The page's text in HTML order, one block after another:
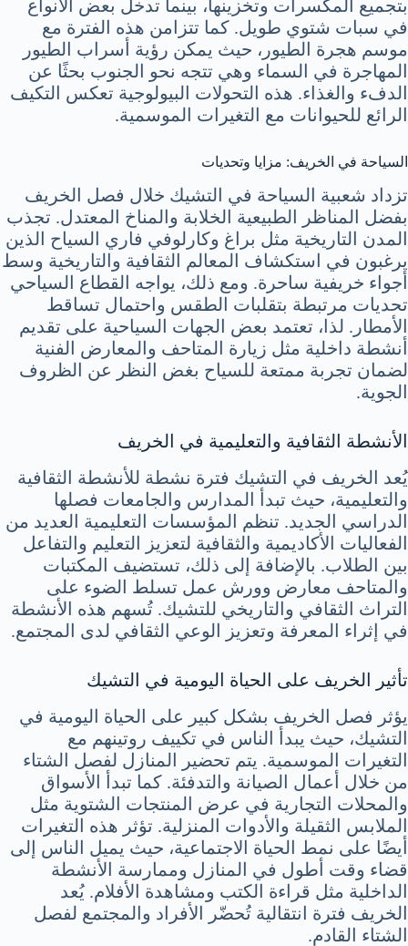
بتجميع المكسرات وتخزينها، بينما تدخل بعض الأنواع
في سبات شتوي طويل. كما تتزامن هذه الفترة مع
موسم هجرة الطيور، حيث يمكن رؤية أسراب الطيور
المهاجرة في السماء وهي تتجه نحو الجنوب بحثًا عن
الدفء والغذاء. هذه التحولات البيولوجية تعكس التكيف
الرائع للحيوانات مع التغيرات الموسمية.
السياحة في الخريف: مزايا وتحديات
تزداد شعبية السياحة في التشيك خلال فصل الخريف
بفضل المناظر الطبيعية الخلابة والمناخ المعتدل. تجذب
المدن التاريخية مثل براغ وكارلوفي فاري السياح الذين
يرغبون في استكشاف المعالم الثقافية والتاريخية وسط
أجواء خريفية ساحرة. ومع ذلك، يواجه القطاع السياحي
تحديات مرتبطة بتقلبات الطقس واحتمال تساقط
الأمطار. لذا، تعتمد بعض الجهات السياحية على تقديم
أنشطة داخلية مثل زيارة المتاحف والمعارض الفنية
لضمان تجربة ممتعة للسياح بغض النظر عن الظروف
الجوية.
الأنشطة الثقافية والتعليمية في الخريف
يُعد الخريف في التشيك فترة نشطة للأنشطة الثقافية
والتعليمية، حيث تبدأ المدارس والجامعات فصلها
الدراسي الجديد. تنظم المؤسسات التعليمية العديد من
الفعاليات الأكاديمية والثقافية لتعزيز التعليم والتفاعل
بين الطلاب. بالإضافة إلى ذلك، تستضيف المكتبات
والمتاحف معارض وورش عمل تسلط الضوء على
التراث الثقافي والتاريخي للتشيك. تُسهم هذه الأنشطة
في إثراء المعرفة وتعزيز الوعي الثقافي لدى المجتمع.
تأثير الخريف على الحياة اليومية في التشيك
يؤثر فصل الخريف بشكل كبير على الحياة اليومية في
التشيك، حيث يبدأ الناس في تكييف روتينهم مع
التغيرات الموسمية. يتم تحضير المنازل لفصل الشتاء
من خلال أعمال الصيانة والتدفئة. كما تبدأ الأسواق
والمحلات التجارية في عرض المنتجات الشتوية مثل
الملابس الثقيلة والأدوات المنزلية. تؤثر هذه التغيرات
أيضًا على نمط الحياة الاجتماعية، حيث يميل الناس إلى
قضاء وقت أطول في المنازل وممارسة الأنشطة
الداخلية مثل قراءة الكتب ومشاهدة الأفلام. يُعد
الخريف فترة انتقالية تُحضّر الأفراد والمجتمع لفصل
الشتاء القادم.